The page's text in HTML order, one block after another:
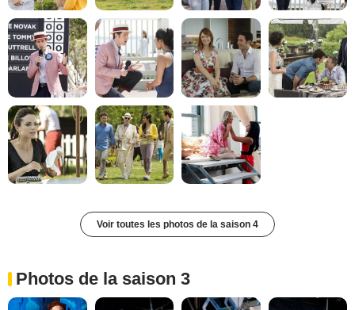
Voir toutes les photos de la saison 4
Photos de la saison 3